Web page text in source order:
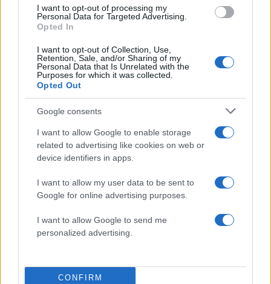
I want to opt-out of processing my
Personal Data for Targeted Advertising.
Opted In
I want to opt-out of Collection, Use,
Retention, Sale, and/or Sharing of my
Personal Data that Is Unrelated with the
Purposes for which it was collected.
Opted Out
Google consents
I want to allow Google to enable storage
related to advertising like cookies on web or
device identifiers in apps.
I want to allow my user data to be sent to
Google for online advertising purposes.
I want to allow Google to send me
personalized advertising.
CONFIRM
Αν τα χάσατε
Ανησυχία από το ξέσπασμα
του ιού του Δυτικού Νείλου
με κρούσματα στην Αττική
Ιατρικό Σύλλογο Αθηνών
για την προστασία της
Σοκαριστική υπόθεση
Κρήτη: Τουρίστας
πόσο να πληρώσει
ασελγήσει σε
κορίτσι - Το παιδί